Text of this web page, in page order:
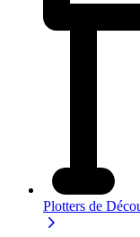
Plotters de